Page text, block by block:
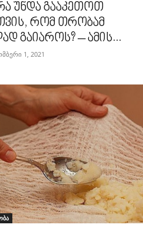
უნდა გააკეთოთ
რომ თრობამ
გაიაროს? – ამის...
1, 2021